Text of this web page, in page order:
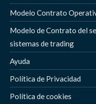
Modelo Contrato
Modelo de Contrato del
sistemas de trading
Ayuda
Política de Privacidad
Política de cookies